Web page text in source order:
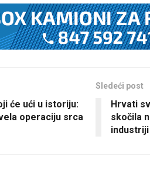
će ući u istoriju:
operaciju srca
Sledeći post
Hrvati
skočila
industriji